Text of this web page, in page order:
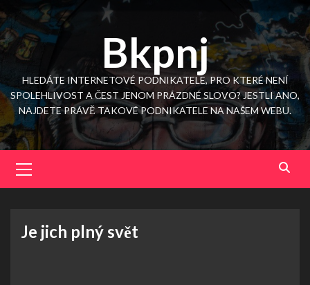
to
content
Bkpnj
HLEDÁTE INTERNETOVÉ PODNIKATELE, PRO KTERÉ NENÍ
SPOLEHLIVOST A ČEST JENOM PRÁZDNÉ SLOVO? JESTLI ANO,
NAJDETE PRÁVĚ TAKOVÉ PODNIKATELE NA NAŠEM WEBU.
Menu
Je jich plný svět